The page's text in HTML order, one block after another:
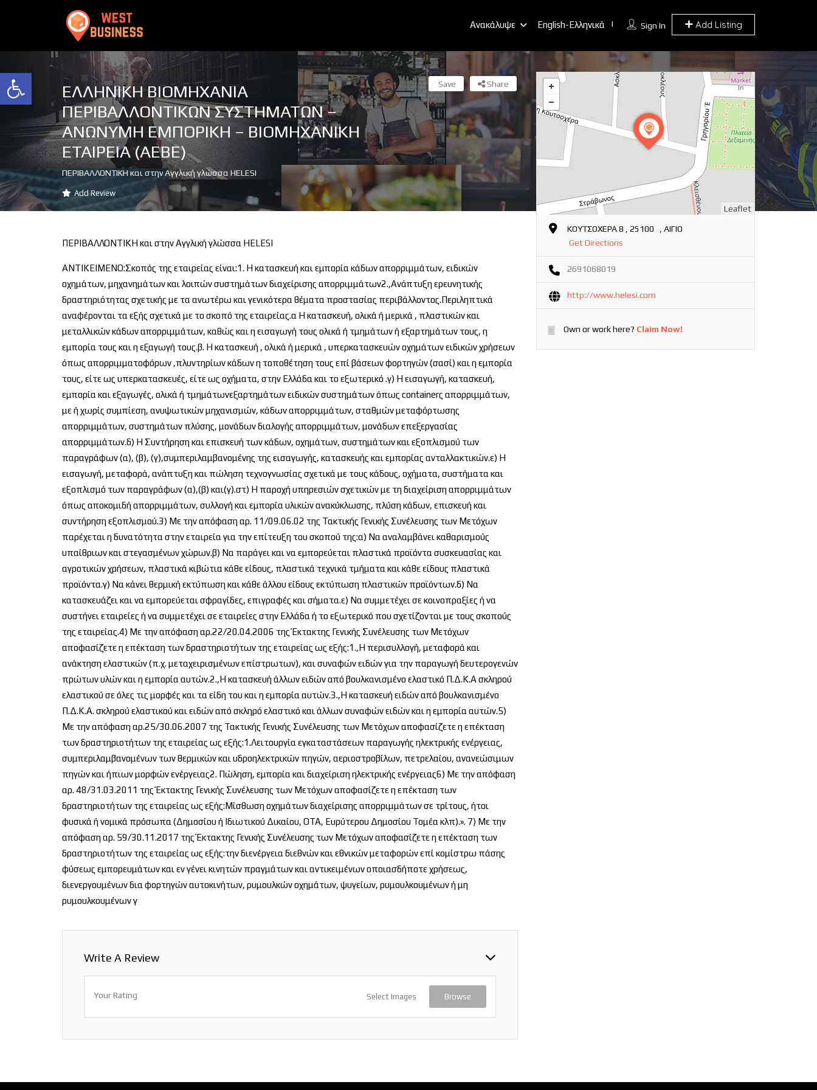
Ανοίξτε τη γραμμή εργαλείων
Sign In Add Listing
Ανακάλυψε English-Ελληνικά
ΕΛΛΗΝΙΚΗ ΒΙΟΜΗΧΑΝΙΑ
ΠΕΡΙΒΑΛΛΟΝΤΙΚΩΝ ΣΥΣΤΗΜΑΤΩΝ –
ΑΝΩΝΥΜΗ ΕΜΠΟΡΙΚΗ – ΒΙΟΜΗΧΑΝΙΚΗ
ΕΤΑΙΡΕΙΑ (ΑΕΒΕ)
ΠΕΡΙΒΑΛΛΟΝΤΙΚΗ και στην Αγγλική γλώσσα HELESI
Add Review
Share
Save
ΠΕΡΙΒΑΛΛΟΝΤΙΚΗ και στην Αγγλική γλώσσα HELESI
ΑΝΤΙΚΕΙΜΕΝΟ:Σκοπός της εταιρείας είναι:1. Η κατασκευή και εμπορία κάδων απορριμμάτων, ειδικών
οχημάτων, μηχανημάτων και λοιπών συστημάτων διαχείρισης απορριμμάτων2.,Ανάπτυξη ερευνητικής
δραστηριότητας σχετικής με τα ανωτέρω και γενικότερα θέματα προστασίας περιβάλλοντος.Περιληπτικά
αναφέρονται τα εξής σχετικά με το σκοπό της εταιρείας.α Η κατασκευή, ολικά ή μερικά , πλαστικών και
μεταλλικών κάδων απορριμμάτων, καθώς και η εισαγωγή τους ολικά ή τμημάτων ή εξαρτημάτων τους, η
εμπορία τους και η εξαγωγή τους.β. Η κατασκευή , ολικά ή μερικά , υπερκατασκευών οχημάτων ειδικών χρήσεων
όπως απορριμματοφόρων ,πλυντηρίων κάδων η τοποθέτηση τους επί βάσεων φορτηγών (σασί) και η εμπορία
τους, είτε ως υπερκατασκευές, είτε ως οχήματα, στην Ελλάδα και το εξωτερικό .γ) Η εισαγωγή, κατασκευή,
εμπορία και εξαγωγές, ολικά ή τμημάτωνεξαρτημάτων ειδικών συστημάτων όπως containerς απορριμμάτων,
με ή χωρίς συμπίεση, ανυψωτικών μηχανισμών, κάδων απορριμμάτων, σταθμών μεταφόρτωσης
απορριμμάτων, συστημάτων πλύσης, μονάδων διαλογής απορριμμάτων, μονάδων επεξεργασίας
απορριμμάτων.δ) Η Συντήρηση και επισκευή των κάδων, οχημάτων, συστημάτων και εξοπλισμού των
παραγράφων (α), (β), (γ),συμπεριλαμβανομένης της εισαγωγής, κατασκευής και εμπορίας ανταλλακτικών.ε) Η
εισαγωγή, μεταφορά, ανάπτυξη και πώληση τεχνογνωσίας σχετικά με τους κάδους, οχήματα, συστήματα και
εξοπλισμό των παραγράφων (α),(β) και(γ).στ) Η παροχή υπηρεσιών σχετικών με τη διαχείριση απορριμμάτων
όπως αποκομιδή απορριμμάτων, συλλογή και εμπορία υλικών ανακύκλωσης, πλύση κάδων, επισκευή και
συντήρηση εξοπλισμού.3) Με την απόφαση αρ. 11/09.06.02 της Τακτικής Γενικής Συνέλευσης των Μετόχων
παρέχεται η δυνατότητα στην εταιρεία για την επίτευξη του σκοπού της:α) Να αναλαμβάνει καθαρισμούς
υπαίθριων και στεγασμένων χώρων.β) Να παράγει και να εμπορεύεται πλαστικά προϊόντα συσκευασίας και
αγροτικών χρήσεων, πλαστικά κιβώτια κάθε είδους, πλαστικά τεχνικά τμήματα και κάθε είδους πλαστικά
προϊόντα.γ) Να κάνει θερμική εκτύπωση και κάθε άλλου είδους εκτύπωση πλαστικών προϊόντων.δ) Να
κατασκευάζει και να εμπορεύεται σφραγίδες, επιγραφές και σήματα.ε) Να συμμετέχει σε κοινοπραξίες ή να
συστήνει εταιρείες ή να συμμετέχει σε εταιρείες στην Ελλάδα ή το εξωτερικό που σχετίζονται με τους σκοπούς
της εταιρείας.4) Με την απόφαση αρ.22/20.04.2006 της Έκτακτης Γενικής Συνέλευσης των Μετόχων
αποφασίζετε η επέκταση των δραστηριοτήτων της εταιρείας ως εξής:1.,Η περισυλλογή, μεταφορά και
ανάκτηση ελαστικών (π.χ. μεταχειρισμένων επίστρωτων), και συναφών ειδών για την παραγωγή δευτερογενών
πρώτων υλών και η εμπορία αυτών.2.,Η κατασκευή άλλων ειδών από βουλκανισμένο ελαστικό Π.Δ.Κ.Α σκληρού
ελαστικού σε όλες τις μορφές και τα είδη του και η εμπορία αυτών.3.,Η κατασκευή ειδών από βουλκανισμένο
Π.Δ.Κ.Α. σκληρού ελαστικού και ειδών από σκληρό ελαστικό και άλλων συναφών ειδών και η εμπορία αυτών.5)
Με την απόφαση αρ.25/30.06.2007 της Τακτικής Γενικής Συνέλευσης των Μετόχων αποφασίζετε η επέκταση
των δραστηριοτήτων της εταιρείας ως εξής:1.Λειτουργία εγκαταστάσεων παραγωγής ηλεκτρικής ενέργειας,
συμπεριλαμβανομένων των θερμικών και υδροηλεκτρικών πηγών, αεριοστροβίλων, πετρελαίου, ανανεώσιμων
πηγών και ήπιων μορφών ενέργειας2. Πώληση, εμπορία και διαχείριση ηλεκτρικής ενέργειας6) Με την απόφαση
αρ. 48/31.03.2011 της Έκτακτης Γενικής Συνέλευσης των Μετόχων αποφασίζετε η επέκταση των
δραστηριοτήτων της εταιρείας ως εξής:Μίσθωση οχημάτων διαχείρισης απορριμμάτων σε τρίτους, ήτοι
φυσικά ή νομικά πρόσωπα (Δημοσίου ή Ιδιωτικού Δικαίου, ΟΤΑ, Ευρύτερου Δημοσίου Τομέα κλπ).». 7) Με την
απόφαση αρ. 59/30.11.2017 της Έκτακτης Γενικής Συνέλευσης των Μετόχων αποφασίζετε η επέκταση των
δραστηριοτήτων της εταιρείας ως εξής:την διενέργεια διεθνών και εθνικών μεταφορών επί κομίστρω πάσης
φύσεως εμπορευμάτων και εν γένει κινητών πραγμάτων και αντικειμένων οποιασδήποτε χρήσεως,
διενεργουμένων δια φορτηγών αυτοκινήτων, ρυμουλκών οχημάτων, ψυγείων, ρυμουλκουμένων ή μη
ρυμουλκουμένων γ
Write A Review
Your Rating Select Images Browse
Leaflet
ΚΟΥΤΣΟΧΕΡΑ 8 , 25100 , ΑΙΓΙΟ
Get Directions
2691068019
http://www.helesi.com
Own or work here? Claim Now!